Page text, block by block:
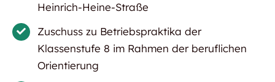
Heinrich-Heine-Straße
Zuschuss zu Betriebspraktika der
Klassenstufe 8 im Rahmen der beruflichen
Orientierung